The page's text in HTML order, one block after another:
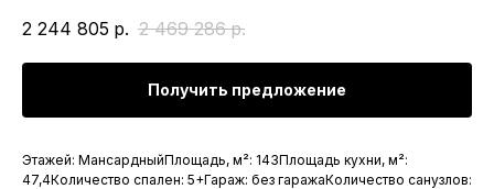
2 244 805 р. 2 469 286 р.
Получить предложение
Этажей: МансардныйПлощадь, м²: 143Площадь кухни, м²:
47,4Количество спален: 5+Гараж: без гаражаКоличество санузлов: